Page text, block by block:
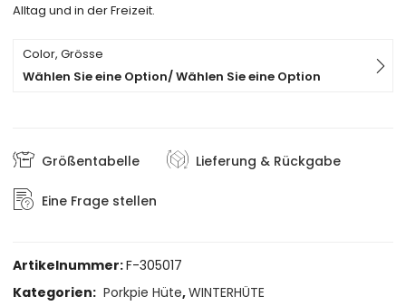
Alltag und in der Freizeit.
Color, Grösse
Wählen Sie eine Option/ Wählen Sie eine Option
Größentabelle Lieferung & Rückgabe
Eine Frage stellen
Artikelnummer:F-305017
Kategorien: Porkpie Hüte,WINTERHÜTE